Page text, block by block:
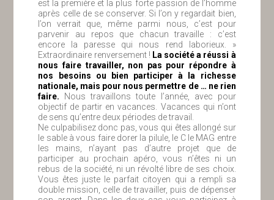
est la première et la plus forte passion de l’homme
après celle de se conserver. Si l’on y regardait bien,
l’on verrait que, même parmi nous, c’est pour
parvenir au repos que chacun travaille : c’est
encore la paresse qui nous rend laborieux. »
Extraordinaire renversement ! La société a réussi à
nous faire travailler, non pas pour répondre à
nos besoins ou bien participer à la richesse
nationale, mais pour nous permettre de … ne rien
faire. Nous travaillons toute l’année, avec pour
objectif de partir en vacances. Vacances qui n’ont
de sens qu’entre deux périodes de travail.
Ne culpabilisez donc pas, vous qui êtes allongé sur
le sable à vous faire dorer la pilule, le C le MAG entre
les mains, n’ayant pas d’autre projet que de
participer au prochain apéro, vous n’êtes ni un
rebus de la société, ni un révolté libre de ses choix.
Vous êtes juste le parfait citoyen qui a rempli sa
double mission, celle de travailler, puis de dépenser